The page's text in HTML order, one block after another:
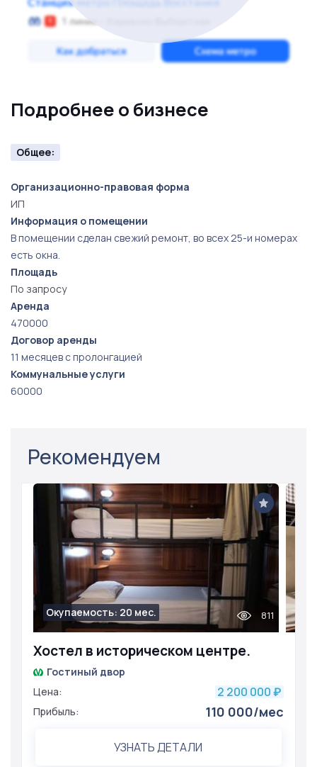
Подробнее о бизнесе
Общее:
Организационно-правовая форма
ИП
Информация о помещении
В помещении сделан свежий ремонт, во всех 25-и номерах
есть окна.
Площадь
По запросу
Аренда
470000
Договор аренды
11 месяцев с пролонгацией
Коммунальные услуги
60000
Рекомендуем
Хостел в историческом центре.
Окупаемость: 20 мес. 811
Гостиный двор
Цена:
2 200 000 ₽
Прибыль: 110 000/мес
УЗНАТЬ ДЕТАЛИ